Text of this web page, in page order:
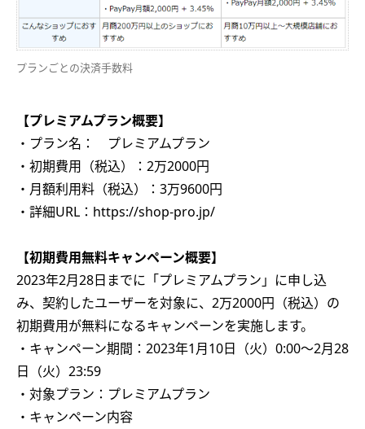
プランごとの決済手数料
【プレミアムプラン概要】
・プラン名： プレミアムプラン
・初期費用（税込）：2万2000円
・月額利用料（税込）：3万9600円
・詳細URL：https://shop-pro.jp/
【初期費用無料キャンペーン概要】
2023年2月28日までに「プレミアムプラン」に申し込
み、契約したユーザーを対象に、2万2000円（税込）の
初期費用が無料になるキャンペーンを実施します。
・キャンペーン期間：2023年1月10日（火）0:00～2月28
日（火）23:59
・対象プラン：プレミアムプラン
・キャンペーン内容